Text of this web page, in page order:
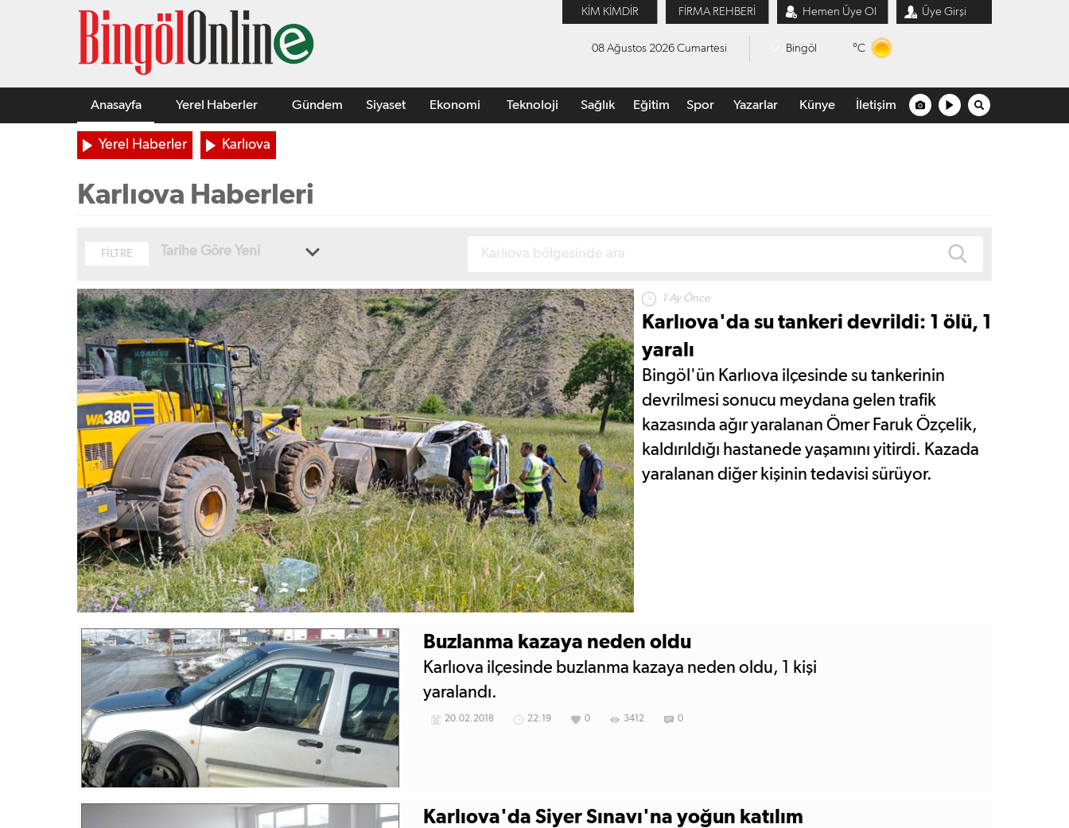
KİM KİMDİR FİRMA REHBERİ Hemen Üye Ol Üye Girşi
08 Ağustos 2026 Cumartesi Bingöl °C
Anasayfa Yerel Haberler Gündem Siyaset Ekonomi Teknoloji Sağlık Eğitim Spor Yazarlar Künye İletişim
Yerel Haberler Karlıova
Karlıova Haberleri
FİLTRE Tarihe Göre Yeni
1 Ay Önce
Karlıova'da su tankeri devrildi: 1 ölü, 1
yaralı
Bingöl'ün Karlıova ilçesinde su tankerinin
devrilmesi sonucu meydana gelen trafik
kazasında ağır yaralanan Ömer Faruk Özçelik,
kaldırıldığı hastanede yaşamını yitirdi. Kazada
yaralanan diğer kişinin tedavisi sürüyor.
Buzlanma kazaya neden oldu
Karlıova ilçesinde buzlanma kazaya neden oldu, 1 kişi
yaralandı.
20.02.2018 22:19 0 3412 0
Karlıova'da Siyer Sınavı'na yoğun katılım